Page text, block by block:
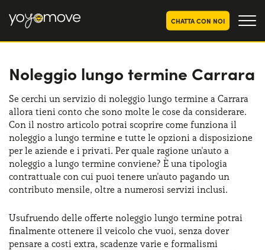
CHATTA CON NOI
OFFERTE NOLEGGIO
LUNGO TERMINE
Privati
Aziende e P.IVA
OFFERTE NOLEGGIO
AUTO USATE
CHI SIAMO
La nostra storia
Lavora con noi
COME FUNZIONA
PERCHÉ CONVIENE
SCEGLI UN PAESE
Noleggio lungo termine Carrara
Se cerchi un servizio di noleggio lungo termine a Carrara
allora tieni conto che sono molte le cose da considerare.
Con il nostro articolo potrai scoprire come funziona il
noleggio a lungo termine e tutte le opzioni a disposizione
per le aziende e i privati. Per quale ragione un'auto a
noleggio a lungo termine conviene? È una tipologia
contrattuale con cui puoi tenere un'auto pagando un
contributo mensile, oltre a numerosi servizi inclusi.
Usufruendo delle offerte noleggio lungo termine potrai
finalmente ottenere il veicolo che vuoi, senza dover
pensare a costi extra, scadenze varie e formalismi